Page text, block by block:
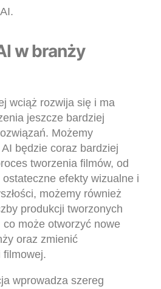
w branży
wciąż rozwija się i ma
jeszcze bardziej
Możemy
będzie coraz bardziej
tworzenia filmów, od
efekty wizualne i
możemy również
produkcji tworzonych
co może otworzyć nowe
oraz zmienić
filmowej.
wprowadza szereg